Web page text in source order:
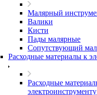
Малярный
Валики
Кисти
Пады малярные
Сопутствующий
Расходные материалы к
Расходные
электроинструменту